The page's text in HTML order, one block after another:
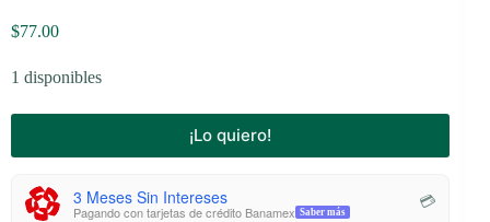
$77.00
1 disponibles
¡Lo quiero!
3 Meses Sin Intereses
Pagando con tarjetas de crédito Banamex Saber más
💳